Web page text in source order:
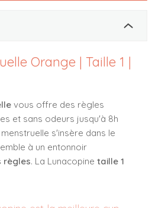
Orange | Taille 1 |
vous offre des règles
et sans odeurs jusqu'à 8h
s'insère dans le
à un entonnoir
règles. La Lunacopine taille 1